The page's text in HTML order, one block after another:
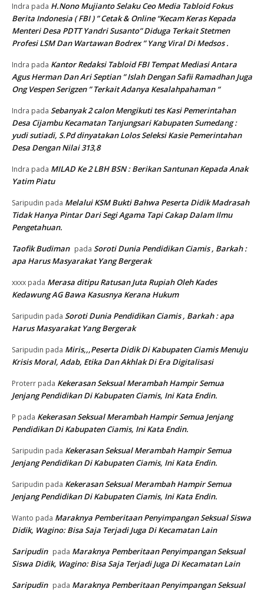
Indra pada H.Nono Mujianto Selaku Ceo Media Tabloid Fokus
Berita Indonesia ( FBI ) ” Cetak & Online “Kecam Keras Kepada
Menteri Desa PDTT Yandri Susanto” Diduga Terkait Stetmen
Profesi LSM Dan Wartawan Bodrex ” Yang Viral Di Medsos .
Indra pada Kantor Redaksi Tabloid FBI Tempat Mediasi Antara
Agus Herman Dan Ari Septian ” Islah Dengan Safii Ramadhan Juga
Ong Vespen Serigzen ” Terkait Adanya Kesalahpahaman “
Indra pada Sebanyak 2 calon Mengikuti tes Kasi Pemerintahan
Desa Cijambu Kecamatan Tanjungsari Kabupaten Sumedang :
yudi sutiadi, S.Pd dinyatakan Lolos Seleksi Kasie Pemerintahan
Desa Dengan Nilai 313,8
Indra pada MILAD Ke 2 LBH BSN : Berikan Santunan Kepada Anak
Yatim Piatu
Saripudin pada Melalui KSM Bukti Bahwa Peserta Didik Madrasah
Tidak Hanya Pintar Dari Segi Agama Tapi Cakap Dalam Ilmu
Pengetahuan.
Taofik Budiman pada Soroti Dunia Pendidikan Ciamis , Barkah :
apa Harus Masyarakat Yang Bergerak
xxxx pada Merasa ditipu Ratusan Juta Rupiah Oleh Kades
Kedawung AG Bawa Kasusnya Kerana Hukum
Saripudin pada Soroti Dunia Pendidikan Ciamis , Barkah : apa
Harus Masyarakat Yang Bergerak
Saripudin pada Miris,,,Peserta Didik Di Kabupaten Ciamis Menuju
Krisis Moral, Adab, Etika Dan Akhlak Di Era Digitalisasi
Proterr pada Kekerasan Seksual Merambah Hampir Semua
Jenjang Pendidikan Di Kabupaten Ciamis, Ini Kata Endin.
P pada Kekerasan Seksual Merambah Hampir Semua Jenjang
Pendidikan Di Kabupaten Ciamis, Ini Kata Endin.
Saripudin pada Kekerasan Seksual Merambah Hampir Semua
Jenjang Pendidikan Di Kabupaten Ciamis, Ini Kata Endin.
Saripudin pada Kekerasan Seksual Merambah Hampir Semua
Jenjang Pendidikan Di Kabupaten Ciamis, Ini Kata Endin.
Wanto pada Maraknya Pemberitaan Penyimpangan Seksual Siswa
Didik, Wagino: Bisa Saja Terjadi Juga Di Kecamatan Lain
Saripudin pada Maraknya Pemberitaan Penyimpangan Seksual
Siswa Didik, Wagino: Bisa Saja Terjadi Juga Di Kecamatan Lain
Saripudin pada Maraknya Pemberitaan Penyimpangan Seksual